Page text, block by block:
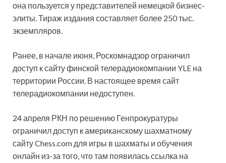
она пользуется у представителей немецкой бизнес-
элиты. Тираж издания составляет более 250 тыс.
экземпляров.
Ранее, в начале июня, Роскомнадзор ограничил
доступ к сайту финской телерадиокомпании YLE на
территории России. В настоящее время сайт
телерадиокомпании недоступен.
24 апреля РКН по решению Генпрокуратуры
ограничил доступ к американскому шахматному
сайту Chess.com для игры в шахматы и обучения
онлайн из-за того, что там появилась ссылка на